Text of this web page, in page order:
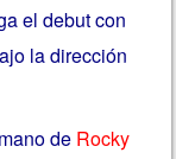
el debut con
la dirección
de Rocky